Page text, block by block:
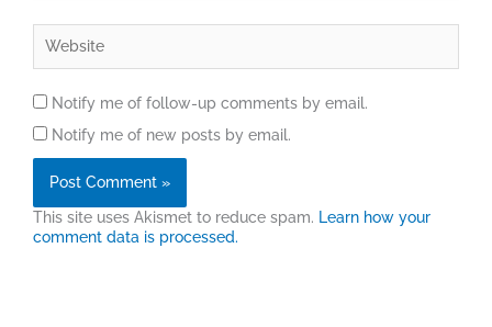
Notify me of follow-up comments by email.
Notify me of new posts by email.
This site uses Akismet to reduce spam. Learn how your
comment data is processed.